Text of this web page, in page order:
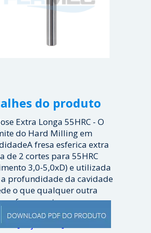
do produto
Extra Longa 55HRC - O
do Hard Milling em
fresa esferica extra
de 2 cortes para 55HRC
3,0-5,0xD) e utilizada
profundidade da cavidade
o que qualquer outra
ferramenta...